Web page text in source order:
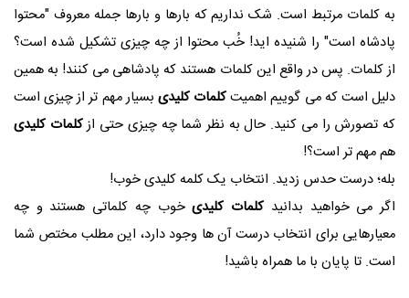
به کلمات مرتبط است. شک نداریم که بارها و بارها جمله معروف "محتوا
پادشاه است" را شنیده اید! خُب محتوا از چه چیزی تشکیل شده است؟
از کلمات. پس در واقع این کلمات هستند که پادشاهی می کنند! به همین
دلیل است که می گوییم اهمیتکلمات کلیدی بسیار مهم تر از چیزی است
که تصورش را می کنید. حال به نظر شما چه چیزی حتی ازکلمات کلیدی
هم مهم تر است؟!
بله؛ درست حدس زدید. انتخاب یک کلمه کلیدی خوب!
اگر می خواهید بدانید کلمات کلیدیخوب چه کلماتی هستند و چه
معیارهایی برای انتخاب درست آن ها وجود دارد، این مطلب مختص شما
است. تا پایان با ما همراه باشید!